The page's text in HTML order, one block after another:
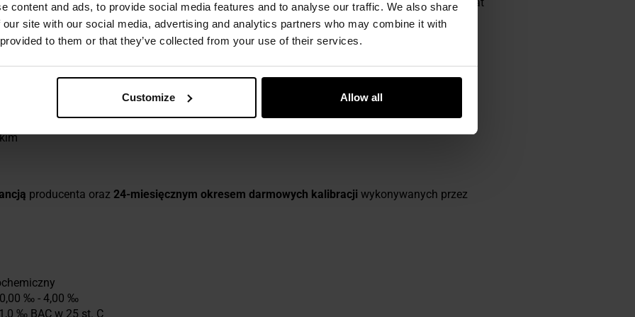
content and ads, to provide social media features and to analyse our traffic. We also share
site with our social media, advertising and analytics partners who may combine it with
to them or that they’ve collected from your use of their services.
Customize Allow all
sekundach po wykonaniu pomiaru samoczynnie się wyłączy.
producenta oraz 24-miesięcznym okresem darmowych kalibracji wykonywanych przez
0,00 ‰ - 4,00 ‰
‰ BAC w 25 st. C